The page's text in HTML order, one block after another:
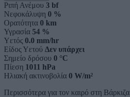
Ριπή Ανέμου 3 bf
Νεφοκάλυψη 0 %
Ορατότητα 0 km
Υγρασία 54 %
Υετός 0.0 mm/hr
Είδος Υετού Δεν υπάρχει
Σημείο δρόσου 0 °C
Πίεση 1011 hPa
Ηλιακή ακτινοβολία 0 W/m²
Περισσότερα για τον καιρό στη Βάρκιζα